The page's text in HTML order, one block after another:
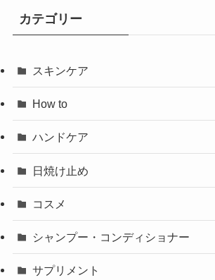
カテゴリー
スキンケア
How to
ハンドケア
日焼け止め
コスメ
シャンプー・コンディショナー
サプリメント